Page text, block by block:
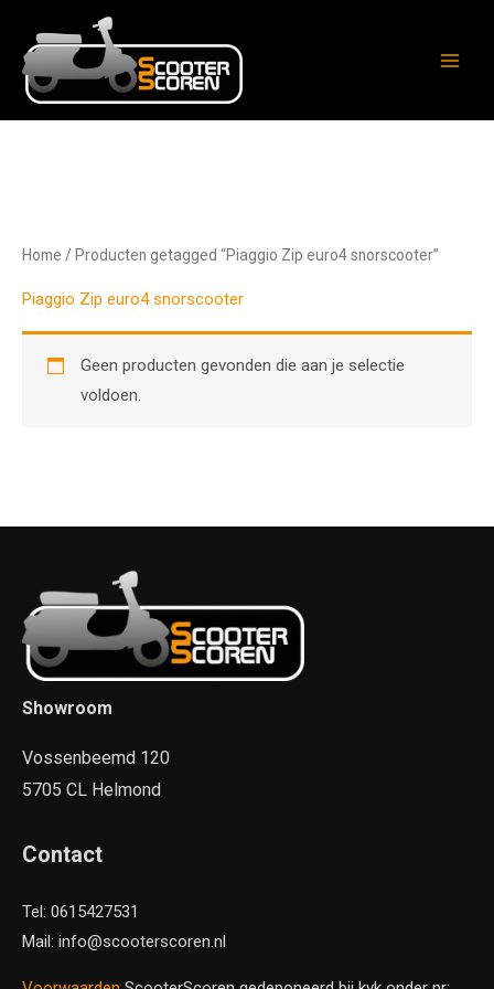
naar
inhoud
Home / Producten getagged “Piaggio Zip euro4 snorscooter”
Piaggio Zip euro4 snorscooter
Geen producten gevonden die aan je selectie
voldoen.
Showroom
Vossenbeemd 120
5705 CL Helmond
Contact
Tel: 0615427531
Mail: info@scooterscoren.nl